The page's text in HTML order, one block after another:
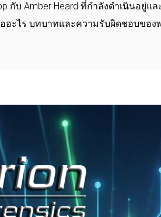
กับ Amber Heard ที่กำลังดำเนินอ
อะไร บทบาทและความรับผิดชอบของ